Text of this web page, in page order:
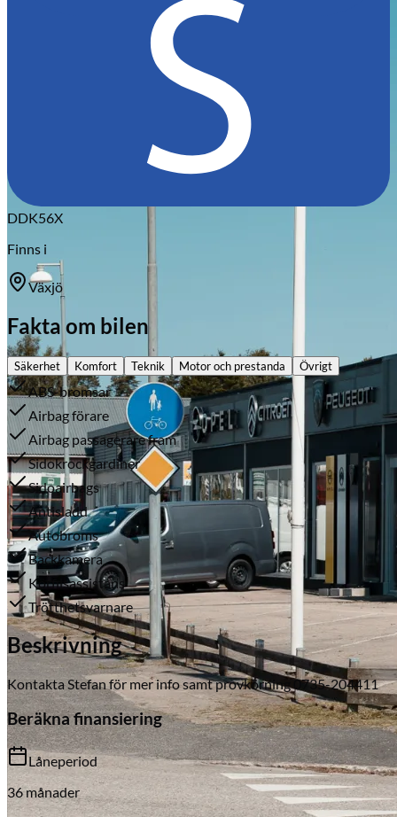
Serviceverkstad
DDK56X
Finns i
Växjö
Fakta om bilen
Säkerhet Komfort Teknik Motor och prestanda Övrigt
ABS-bromsar
Airbag förare
Airbag passagerare fram
Sidokrockgardiner
Sidoairbags
Antisladd
Autobroms
Backkamera
Körfilsassistans
Trötthetsvarnare
Beskrivning
Kontakta Stefan för mer info samt provkörning 0735-204411
Beräkna finansiering
Låneperiod
36månader